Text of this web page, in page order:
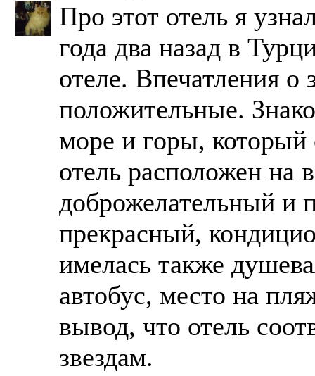
Про этот отель я
года два назад в
отеле. Впечатления о
положительные.
море и горы, который
отель расположен на
доброжелательный
прекрасный,
имелась также
автобус, место на
вывод, что отель
звездам.